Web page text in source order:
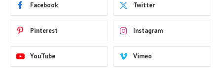
Facebook Twitter
Pinterest Instagram
YouTube Vimeo